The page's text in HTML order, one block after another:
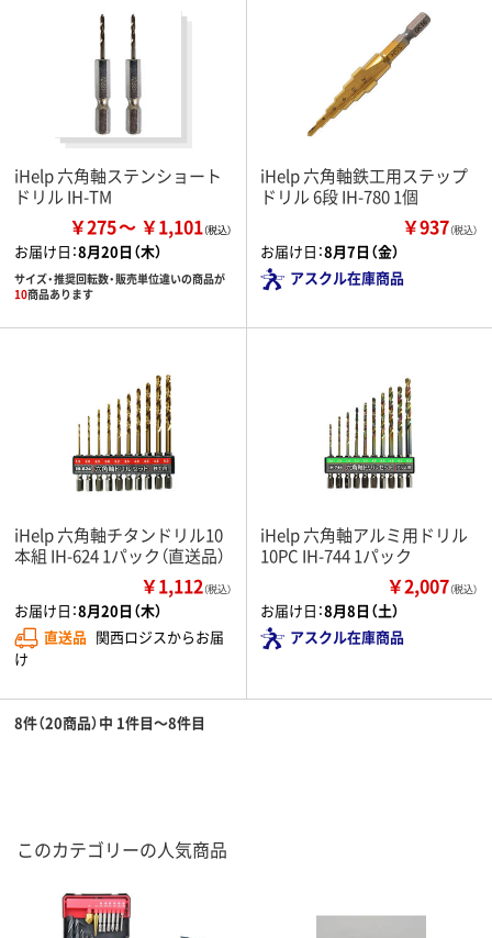
iHelp 六角軸ステンショート
ドリル IH-TM
￥275 ￥1,101
お届け日：8月20日（木）
サイズ・推奨回転数・販売単位違いの商品が
10商品あります
iHelp 六角軸鉄工用ステップ
ドリル 6段 IH-780 1個
￥937（税込）
お届け日：8月7日（金）
アスクル在庫商品
iHelp 六角軸チタンドリル10
本組 IH-624 1パック（直送品）
￥1,112（税込）
お届け日：8月20日（木）
直送品 関西ロジスからお届
け
iHelp 六角軸アルミ用ドリル
10PC IH-744 1パック
￥2,007（税込）
お届け日：8月8日（土）
アスクル在庫商品
8件（20商品）中 1件目～8件目
このカテゴリーの人気商品